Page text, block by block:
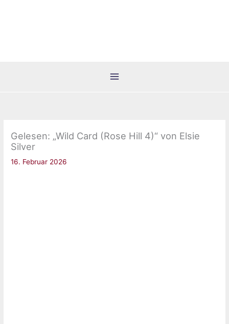
Gelesen: „Wild Card (Rose Hill 4)“ von Elsie
Silver
16. Februar 2026